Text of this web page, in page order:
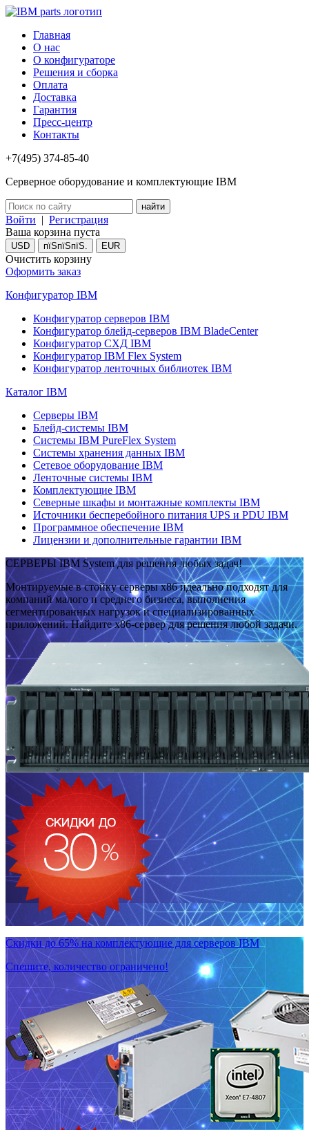
Главная
О нас
О конфигураторе
Решения и сборка
Оплата
Доставка
Гарантия
Пресс-центр
Контакты
+7(495) 374-85-40
Серверное оборудование и комплектующие IBM
Войти | Регистрация
Ваша корзина пуста
USD пїЅпїЅпїЅ. EUR
Очистить корзину
Оформить заказ
Конфигуратор IBM
Конфигуратор серверов IBM
Конфигуратор блейд-серверов IBM BladeCenter
Конфигуратор СХД IBM
Конфигуратор IBM Flex System
Конфигуратор ленточных библиотек IBM
Каталог IBM
Серверы IBM
Блейд-системы IBM
Системы IBM PureFlex System
Системы хранения данных IBM
Сетевое оборудование IBM
Ленточные системы IBM
Комплектующие IBM
Северные шкафы и монтажные комплекты IBM
Источники бесперебойного питания UPS и PDU IBM
Программное обеспечение IBM
Лицензии и дополнительные гарантии IBM
СЕРВЕРЫ IBM System для решения любых задач!
Монтируемые в стойку серверы x86 идеально подходят для
компаний малого и среднего бизнеса, выполнения
сегментированных нагрузок и специализированных
приложений. Найдите x86-сервер для решения любой задачи.
Скидки до 65% на комплектующие для серверов IBM
Спешите, количество ограничено!